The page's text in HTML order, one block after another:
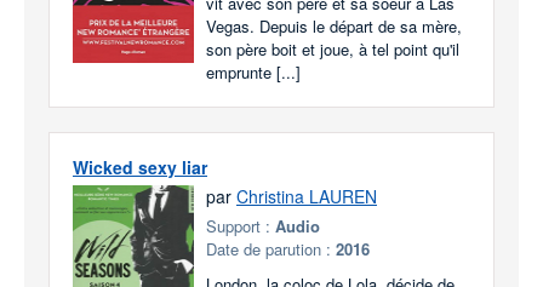
Vegas. Depuis le départ de sa mère,
son père boit et joue, à tel point qu'il
emprunte [...]
Wicked sexy liar
par Christina LAUREN
Support : Audio
Date de parution : 2016